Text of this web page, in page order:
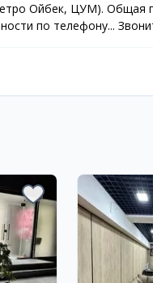
Ойбек, ЦУМ). Общая
по телефону...